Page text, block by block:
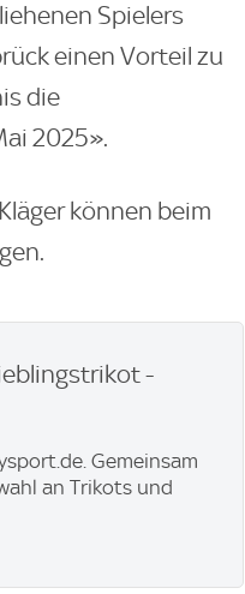
Spielers
einen Vorteil zu
die
2025».
können beim
-
Gemeinsam
an Trikots und